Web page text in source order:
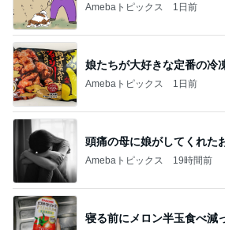
Amebaトピックス 1日前
娘たちが大好きな定番の冷
Amebaトピックス 1日前
頭痛の母に娘がしてくれた
Amebaトピックス 19時間前
寝る前にメロン半玉食べ減